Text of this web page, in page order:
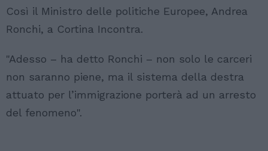
Così il Ministro delle politiche Europee, Andrea
Ronchi, a Cortina Incontra.
"Adesso – ha detto Ronchi – non solo le carceri
non saranno piene, ma il sistema della destra
attuato per l’immigrazione porterà ad un arresto
del fenomeno".